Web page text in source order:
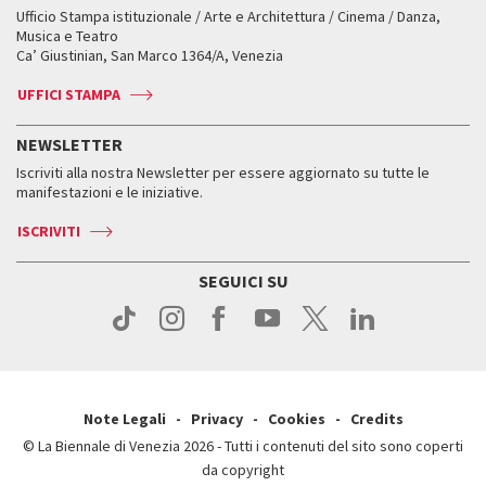
Servizi al pubblico
Come raggiungerci
Press
Orari e sedi
Accrediti
Come raggiungerci
Orari e sedi
Biglietti
Accrediti
Come raggiungerci
Contatti
Press
Servizi al pubblico
Come raggiungerci
Press
Workshop di critica teatrale
Leone d’oro alla carriera
Leone d’argento
Edizioni passate
Orari e sedi
Biglietti
Servizi al pubblico
Come raggiungerci
Contatti
Fondi e Collezioni
Biennale College ASAC
ASAC DATI
Storia
Orari e sedi
Ufficio Stampa istituzionale / Arte e Architettura / Cinema / Danza,
Musica e Teatro
Ca’ Giustinian, San Marco 1364/A, Venezia
UFFICI STAMPA
NEWSLETTER
Iscriviti alla nostra Newsletter per essere aggiornato su tutte le
manifestazioni e le iniziative.
ISCRIVITI
SEGUICI SU
Note Legali Privacy Cookies
Credits
© La Biennale di Venezia 2026 - Tutti i contenuti del sito sono coperti
da copyright